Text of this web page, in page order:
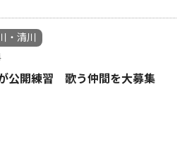
・清川
公開練習 歌う仲間を大募集